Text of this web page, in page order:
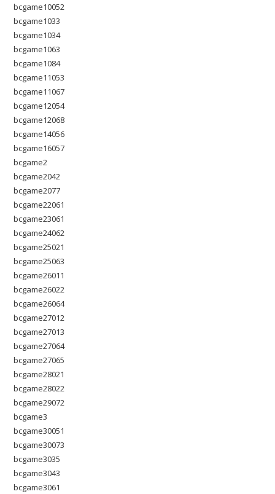
bcgame10052
bcgame1033
bcgame1034
bcgame1063
bcgame1084
bcgame11053
bcgame11067
bcgame12054
bcgame12068
bcgame14056
bcgame16057
bcgame2
bcgame2042
bcgame2077
bcgame22061
bcgame23061
bcgame24062
bcgame25021
bcgame25063
bcgame26011
bcgame26022
bcgame26064
bcgame27012
bcgame27013
bcgame27064
bcgame27065
bcgame28021
bcgame28022
bcgame29072
bcgame3
bcgame30051
bcgame30073
bcgame3035
bcgame3043
bcgame3061